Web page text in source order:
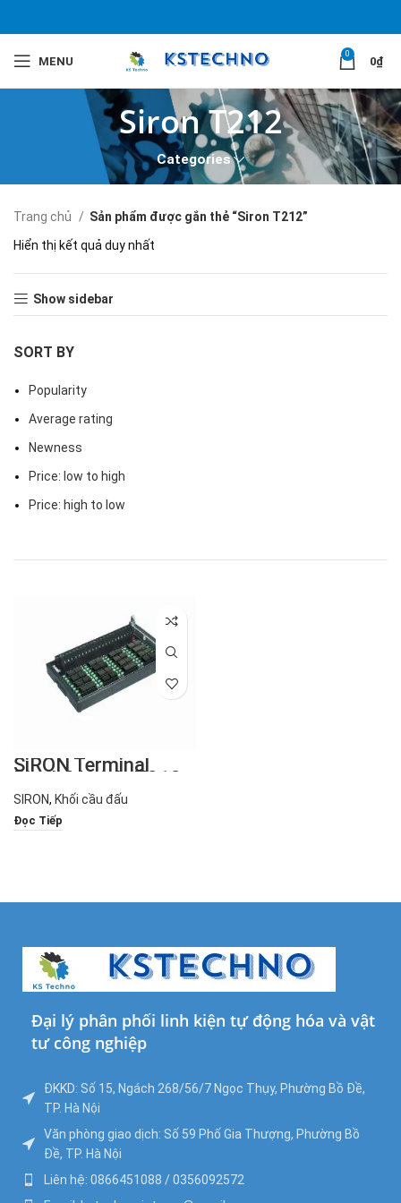
MENU
0
0₫
Siron T212
Categories
Trang chủ
Sản phẩm được gắn thẻ “Siron T212”
Hiển thị kết quả duy nhất
Show sidebar
SORT BY
Popularity
Average rating
Newness
Price: low to high
Price: high to low
SiRON Terminal
Block Module T212
SIRON, Khối cầu đấu
Đọc Tiếp
Đại lý phân phối linh kiện tự động hóa và vật
tư công nghiệp
ĐKKD: Số 15, Ngách 268/56/7 Ngọc Thụy, Phường Bồ Đề,
TP. Hà Nội
Văn phòng giao dịch: Số 59 Phố Gia Thượng, Phường Bồ
Đề, TP. Hà Nội
Liên hệ: 0866451088 / 0356092572